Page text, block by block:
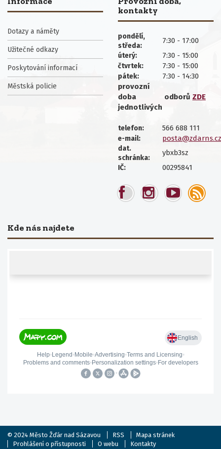
Dotazy a náměty
Užitečné odkazy
Poskytování informací
Městská policie
kontakty
pondělí,
středa:
7:30 - 17:00
úterý: 7:30 - 15:00
čtvrtek: 7:30 - 15:00
pátek:
7:30 - 14:30
provozní
doba
jednotlivých
odborů ZDE
telefon: 566 688 111
e-mail: posta@zdarns.cz
dat.
schránka:
ybxb3sz
IČ: 00295841
Kde nás najdete
© 2024 Město Žďár nad Sázavou RSS
Mapa stránek
Prohlášení o přístupnosti
O webu Kontakty